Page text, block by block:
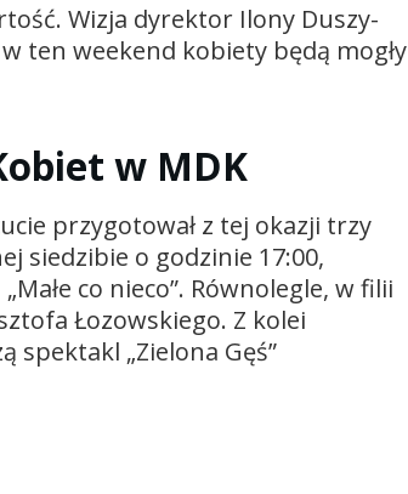
Wizja dyrektor Ilony Duszy-
ten weekend kobiety będą mogły
w MDK
przygotował z tej okazji trzy
siedzibie o godzinie 17:00,
co nieco”. Równolegle, w filii
Łozowskiego. Z kolei
spektakl „Zielona Gęś”